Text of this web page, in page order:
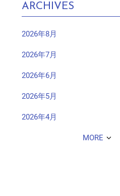
ARCHIVES
2026年8月
2026年7月
2026年6月
2026年5月
2026年4月
MORE